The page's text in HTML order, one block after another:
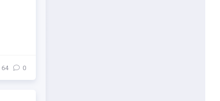
64 0